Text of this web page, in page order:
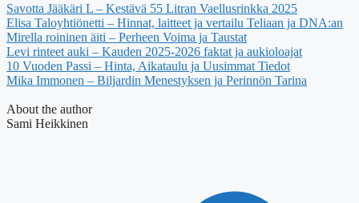
Savotta Jääkäri L – Kestävä 55 Litran Vaellusrinkka 2025
Elisa Taloyhtiönetti – Hinnat, laitteet ja vertailu Teliaan ja DNA:an
Mirella roininen äiti – Perheen Voima ja Taustat
Levi rinteet auki – Kauden 2025-2026 faktat ja aukioloajat
10 Vuoden Passi – Hinta, Aikataulu ja Uusimmat Tiedot
Mika Immonen – Biljardin Menestyksen ja Perinnön Tarina
About the author
Sami Heikkinen